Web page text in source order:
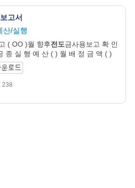
고서
산/실행
( OO )월 향후전도금사용보고 확 인
종 실 행 예 산 ( ) 월 배 정 금 액 ( )
238